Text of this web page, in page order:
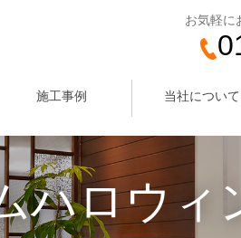
お気軽に
施工事例 当社について
ハロウ